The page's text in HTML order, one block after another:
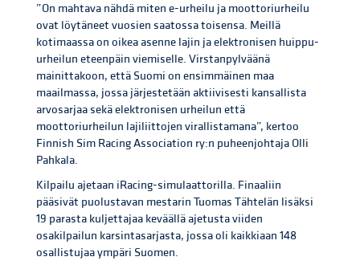
”On mahtava nähdä miten e-urheilu ja moottoriurheilu
ovat löytäneet vuosien saatossa toisensa. Meillä
kotimaassa on oikea asenne lajin ja elektronisen huippu-
urheilun eteenpäin viemiselle. Virstanpylväänä
mainittakoon, että Suomi on ensimmäinen maa
maailmassa, jossa järjestetään aktiivisesti kansallista
arvosarjaa sekä elektronisen urheilun että
moottoriurheilun lajiliittojen virallistamana”, kertoo
Finnish Sim Racing Association ry:n puheenjohtaja Olli
Pahkala.
Kilpailu ajetaan iRacing-simulaattorilla. Finaaliin
pääsivät puolustavan mestarin Tuomas Tähtelän lisäksi
19 parasta kuljettajaa keväällä ajetusta viiden
osakilpailun karsintasarjasta, jossa oli kaikkiaan 148
osallistujaa ympäri Suomen.